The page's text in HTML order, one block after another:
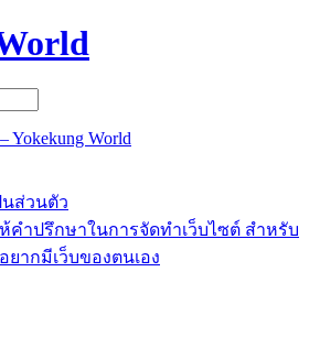
Yokekung World
นส่วนตัว
คำปรึกษาในการจัดทำเว็บไซต์ สำหรับ
ยากมีเว็บของตนเอง